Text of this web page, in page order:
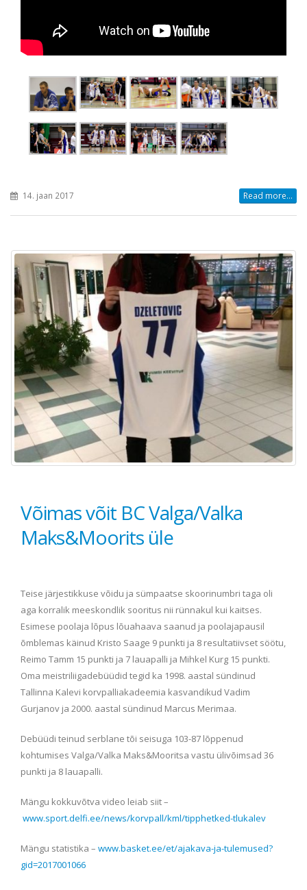
14. jaan 2017 Read more...
Võimas võit BC Valga/Valka
Maks&Moorits üle
Teise järjestikkuse võidu ja sümpaatse skoorinumbri taga oli
aga korralik meeskondlik sooritus nii rünnakul kui kaitses.
Esimese poolaja lõpus lõuahaava saanud ja poolajapausil
õmblemas käinud Kristo Saage 9 punkti ja 8 resultatiivset söötu,
Reimo Tamm 15 punkti ja 7 lauapalli ja Mihkel Kurg 15 punkti.
Oma meistriliigadebüüdid tegid ka 1998. aastal sündinud
Tallinna Kalevi korvpalliakadeemia kasvandikud Vadim
Gurjanov ja 2000. aastal sündinud Marcus Merimaa.
Debüüdi teinud serblane tõi seisuga 103-87 lõppenud
kohtumises Valga/Valka Maks&Mooritsa vastu ülivõimsad 36
punkti ja 8 lauapalli.
Mängu kokkuvõtva video leiab siit –
www.sport.delfi.ee/news/korvpall/kml/tipphetked-tlukalev
Mängu statistika – www.basket.ee/et/ajakava-ja-tulemused?
gid=2017001066